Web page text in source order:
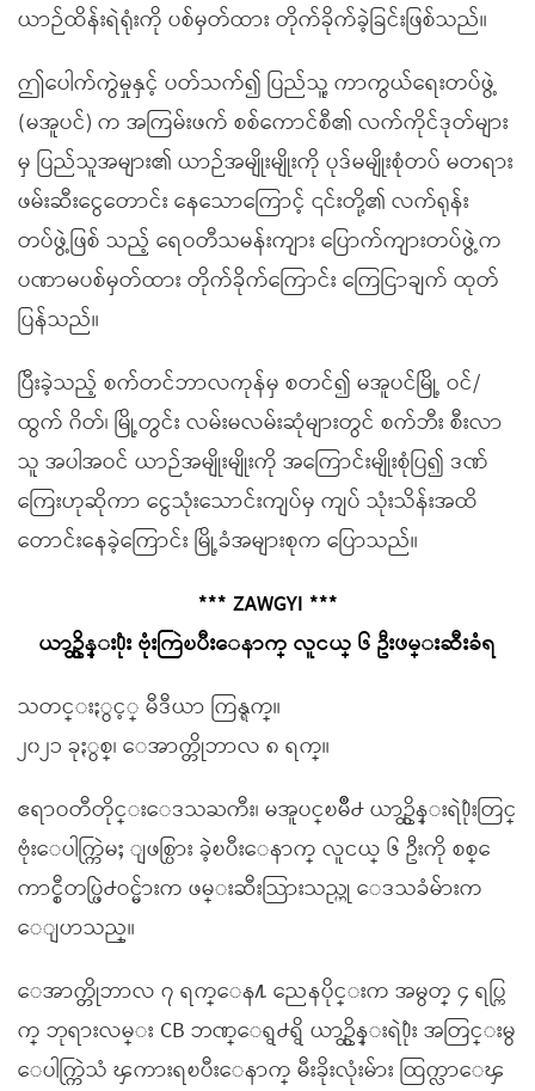
ယာဉ်ထိန်းရဲရုံးကို ပစ်မှတ်ထား တိုက်ခိုက်ခဲ့ခြင်းဖြစ်သည်။
ဤပေါက်ကွဲမှုနှင့် ပတ်သက်၍ ပြည်သူ့ ကာကွယ်ရေးတပ်ဖွဲ့
(မအူပင်) က အကြမ်းဖက် စစ်ကောင်စီ၏ လက်ကိုင်ဒုတ်များ
မှ ပြည်သူအများ၏ ယာဉ်အမျိုးမျိုးကို ပုဒ်မမျိုးစုံတပ် မတရား
ဖမ်းဆီးငွေတောင်း နေသောကြောင့် ၎င်းတို့၏ လက်ရုန်း
တပ်ဖွဲ့ဖြစ် သည့် ရေဝတီသမန်းကျား ပြောက်ကျားတပ်ဖွဲ့က
ပဏာမပစ်မှတ်ထား တိုက်ခိုက်ကြောင်း ကြေငြာချက် ထုတ်
ပြန်သည်။
ပြီးခဲ့သည့် စက်တင်ဘာလကုန်မှ စတင်၍ မအူပင်မြို့ ဝင်/
ထွက် ဂိတ်၊ မြို့တွင်း လမ်းမလမ်းဆုံများတွင် စက်ဘီး စီးလာ
သူ အပါအဝင် ယာဉ်အမျိုးမျိုးကို အကြောင်းမျိုးစုံပြ၍ ဒဏ်
ကြေးဟုဆိုကာ ငွေသုံးသောင်းကျပ်မှ ကျပ် သုံးသိန်းအထိ
တောင်းနေခဲ့ကြောင်း မြို့ခံအများစုက ပြောသည်။
*** ZAWGYI ***
ယာဥ္ထိန္း႐ုံး ဗုံးကြဲၿပီးေနာက္ လူငယ္ ၆ ဦးဖမ္းဆီးခံရ
သတင္းႏွင့္ မီဒီယာ ကြန္ရက္။
၂၀၂၁ ခုႏွစ္၊ ေအာက္တိုဘာလ ၈ ရက္။
ဧရာဝတီတိုင္းေဒသႀကီး၊ မအူပင္ၿမိဳ႕ ယာဥ္ထိန္းရဲ႐ုံးတြင္
ဗုံးေပါက္ကြဲမႈ ျဖစ္ပြား ခဲ့ၿပီးေနာက္ လူငယ္ ၆ ဦးကို စစ္ေ
ကာင္စီတပ္ဖြဲ႕ဝင္မ်ားက ဖမ္းဆီးသြားသည္ဟု ေဒသခံမ်ားက
ေျပာသည္။
ေအာက္တိုဘာလ ၇ ရက္ေန႔ ညေနပိုင္းက အမွတ္ ၄ ရပ္ကြ
က္ ဘုရားလမ္း CB ဘဏ္ေရွ႕ရွိ ယာဥ္ထိန္းရဲ႐ုံး အတြင္းမွ
ေပါက္ကြဲသံ ၾကားရၿပီးေနာက္ မီးခိုးလုံးမ်ား ထြက္လာေၾ